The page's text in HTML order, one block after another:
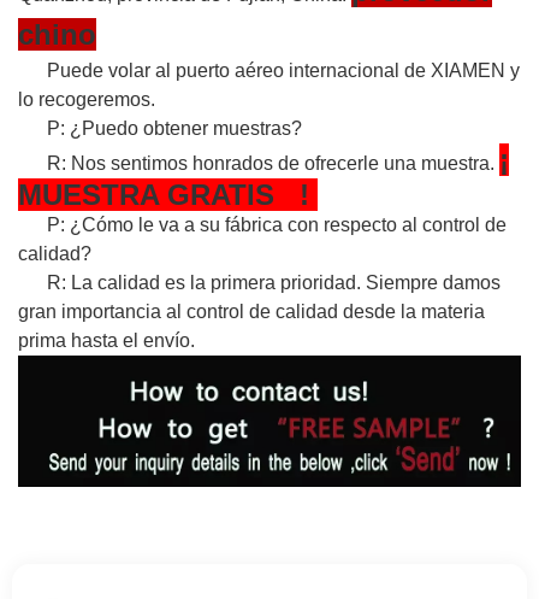
chino
Puede volar al puerto aéreo internacional de XIAMEN y
lo recogeremos.
P: ¿Puedo obtener muestras?
R: Nos sentimos honrados de ofrecerle una muestra. ¡
MUESTRA GRATIS !
P: ¿Cómo le va a su fábrica con respecto al control de
calidad?
R: La calidad es la primera prioridad. Siempre damos
gran importancia al control de calidad desde la materia
prima hasta el envío.